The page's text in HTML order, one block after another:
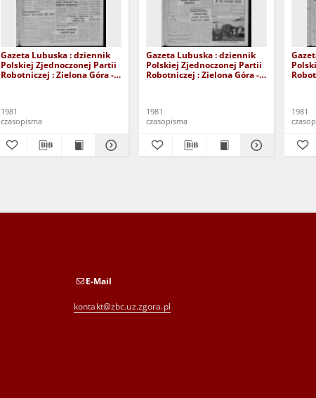
Gazeta Lubuska : dziennik
Polskiej Zjednoczonej Partii
Robotniczej : Zielona Góra -
1981
czasopisma
Gazeta Lubuska : dziennik
Polskiej Zjednoczonej Partii
Robotniczej : Zielona Góra -
1981
czasopisma
1981
E-Mail
kontakt@zbc.uz.zgora.pl